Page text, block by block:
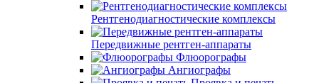
Рентгенодиагностические комплексы
Передвижные рентген-аппараты
Флюорографы
Ангиографы